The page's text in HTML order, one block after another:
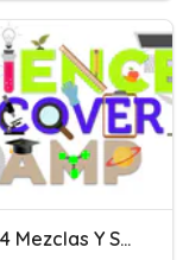
SDC 3-4 Mezclas Y Soluciones